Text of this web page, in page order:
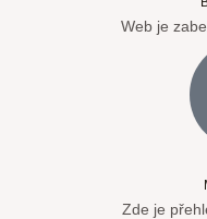
Web je
Zde je